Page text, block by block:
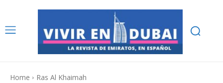
Home Ras Al Khaimah